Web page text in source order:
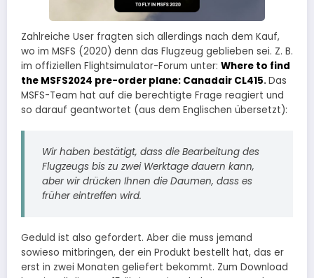
Zahlreiche User fragten sich allerdings nach dem Kauf,
wo im MSFS (2020) denn das Flugzeug geblieben sei. Z. B.
im offiziellen Flightsimulator-Forum unter: Where to find
the MSFS2024 pre-order plane: Canadair CL415.Das
MSFS-Team hat auf die berechtigte Frage reagiert und
so darauf geantwortet (aus dem Englischen übersetzt):
Wir haben bestätigt, dass die Bearbeitung des
Flugzeugs bis zu zwei Werktage dauern kann,
aber wir drücken Ihnen die Daumen, dass es
früher eintreffen wird.
Geduld ist also gefordert. Aber die muss jemand
sowieso mitbringen, der ein Produkt bestellt hat, das er
erst in zwei Monaten geliefert bekommt. Zum Download